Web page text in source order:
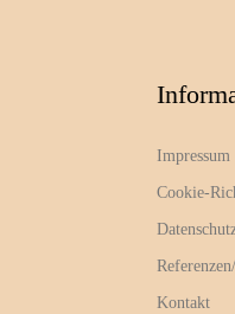
Impressum
Cookie-
Kontakt